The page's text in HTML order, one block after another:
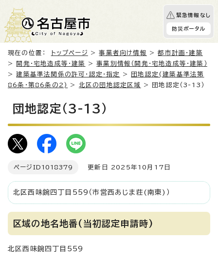
緊急情報なし
防災ポータル
現在の位置： トップページ >事業者向け情報 >都市計画・建築
>
開発・宅地造成等・建築 >事業別情報（開発・宅地造成等・建築）
>建築基準法関係の許可・認定・指定 >
団地認定(建築基準法第
86条・第86条の2)
> 北区の団地認定区域 > 団地認定（3-13）
団地認定（3-13）
ページID 1018379 更新日 2025年10月17日
北区西味鋺四丁目559（市営西あじま荘(南東)）
区域の地名地番(当初認定申請時)
北区西味鋺四丁目559